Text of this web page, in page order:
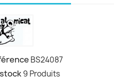
BS24087
9 Produits